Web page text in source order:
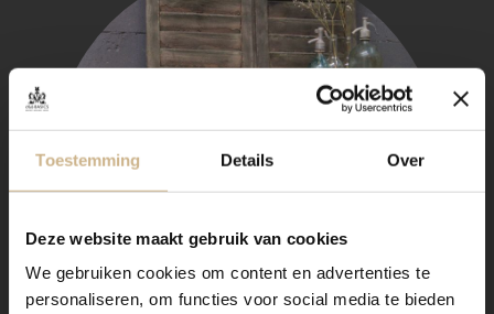
Toestemming Details Over
Deze website maakt gebruik van cookies
We gebruiken cookies om content en advertenties te
personaliseren, om functies voor social media te bieden